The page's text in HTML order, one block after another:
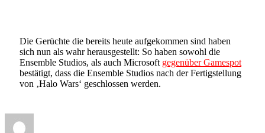
Die Gerüchte die bereits heute aufgekommen sind haben
sich nun als wahr herausgestellt: So haben sowohl die
Ensemble Studios, als auch Microsoft gegenüber Gamespot
bestätigt, dass die Ensemble Studios nach der Fertigstellung
von ‚Halo Wars‘ geschlossen werden.